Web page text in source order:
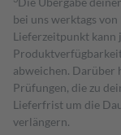
bei uns werktags
Lieferzeitpunkt kann
abweichen. Darüber
Prüfungen, die zu
Lieferfrist um die
verlängern.